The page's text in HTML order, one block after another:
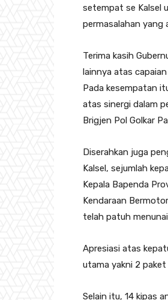
setempat se Kalsel
permasalahan yang
Terima kasih
lainnya atas
Pada kesempatan
atas sinergi dalam
Brigjen Pol Golkar
Diserahkan juga
Kalsel, sejumlah
Kepala Bapenda
Kendaraan
telah patuh
Apresiasi atas
utama yakni 2
Selain itu, 14 kipas